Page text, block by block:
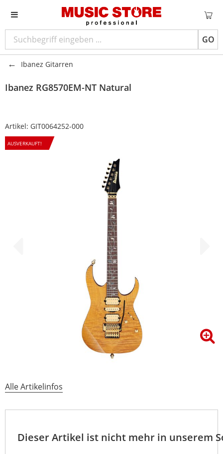
GO
Ibanez Gitarren
Ibanez RG8570EM-NT Natural
Artikel: GIT0064252-000
AUSVERKAUFT!
Alle Artikelinfos
Dieser Artikel ist nicht mehr in unserem